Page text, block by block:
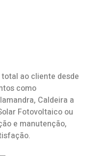
ao cliente desde
como
, Caldeira a
Fotovoltaico ou
e manutenção,